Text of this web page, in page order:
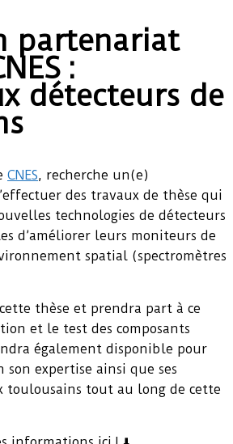
partenariat
:
détecteurs de
CNES, recherche un(e)
des travaux de thèse qui
technologies de détecteurs
d’améliorer leurs moniteurs de
spatial (spectromètres
thèse et prendra part à ce
et le test des composants
également disponible pour
expertise ainsi que ses
toulousains tout au long de cette